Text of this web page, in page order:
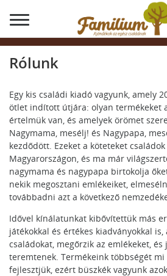
Rólunk
Egy kis családi kiadó vagyunk, amely
ötlet indított útjára: olyan termékeket
értelmük van, és amelyek örömet
Nagymama, mesélj! és Nagypapa,
kezdődött. Ezeket a köteteket
Magyarországon, és ma már
nagymama és nagypapa birtokolja
nekik megosztani emlékeiket,
továbbadni azt a következő
Idővel kínálatunkat kibővítettük más
játékokkal és értékes kiadványokkal is,
családokat, megőrzik az emlékeket,
teremtenek. Termékeink többségét
fejlesztjük, ezért büszkék vagyunk